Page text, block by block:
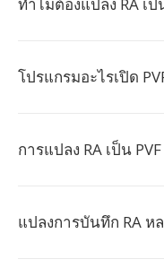
โปรแกรมอะไรเปิด
การแปลง RA เป็น
แปลงการบันทึก RA ห